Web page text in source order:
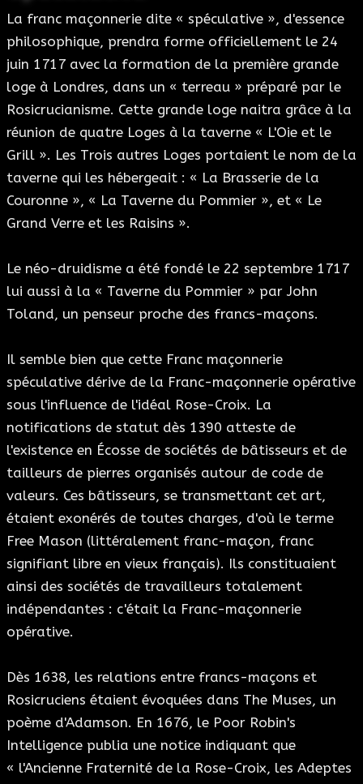
La franc maçonnerie dite « spéculative », d'essence
philosophique, prendra forme officiellement le 24
juin 1717 avec la formation de la première grande
loge à Londres, dans un « terreau » préparé par le
Rosicrucianisme. Cette grande loge naitra grâce à la
réunion de quatre Loges à la taverne « L'Oie et le
Grill ». Les Trois autres Loges portaient le nom de la
taverne qui les hébergeait : « La Brasserie de la
Couronne », « La Taverne du Pommier », et « Le
Grand Verre et les Raisins ».
Le néo-druidisme a été fondé le 22 septembre 1717
lui aussi à la « Taverne du Pommier » par John
Toland, un penseur proche des francs-maçons.
Il semble bien que cette Franc maçonnerie
spéculative dérive de la Franc-maçonnerie opérative
sous l'influence de l'idéal Rose-Croix. La
notifications de statut dès 1390 atteste de
l'existence en Écosse de sociétés de bâtisseurs et de
tailleurs de pierres organisés autour de code de
valeurs. Ces bâtisseurs, se transmettant cet art,
étaient exonérés de toutes charges, d'où le terme
Free Mason (littéralement franc-maçon, franc
signifiant libre en vieux français). Ils constituaient
ainsi des sociétés de travailleurs totalement
indépendantes : c'était la Franc-maçonnerie
opérative.
Dès 1638, les relations entre francs-maçons et
Rosicruciens étaient évoquées dans The Muses, un
poème d'Adamson. En 1676, le Poor Robin's
Intelligence publia une notice indiquant que
« l'Ancienne Fraternité de la Rose-Croix, les Adeptes